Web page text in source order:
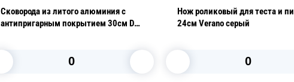
Сковорода из литого алюминия с
антипригарным покрытием 30см DC
Нож роликовый для теста и
24см Verano серый